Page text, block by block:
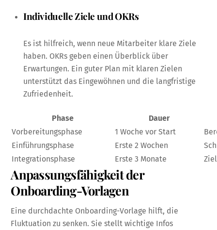
Individuelle Ziele und OKRs
Es ist hilfreich, wenn neue Mitarbeiter klare Ziele
haben. OKRs geben einen Überblick über
Erwartungen. Ein guter Plan mit klaren Zielen
unterstützt das Eingewöhnen und die langfristige
Zufriedenheit.
Phase
Dauer
Vorbereitungsphase
1 Woche vor Start
Einführungsphase
Erste 2 Wochen
Integrationsphase
Erste 3 Monate
Anpassungsfähigkeit der
Onboarding-Vorlagen
Eine durchdachte Onboarding-Vorlage hilft, die
Fluktuation zu senken. Sie stellt wichtige Infos